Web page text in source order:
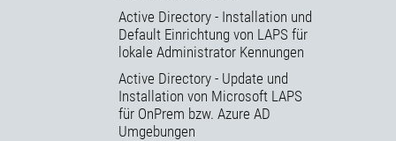
Active Directory - Installation und
Default Einrichtung von LAPS für
lokale Administrator Kennungen
Active Directory - Update und
Installation von Microsoft LAPS
für OnPrem bzw. Azure AD
Umgebungen